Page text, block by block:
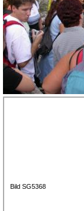
Bild SG5368